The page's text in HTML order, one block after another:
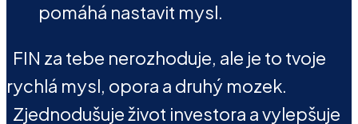
pomáhá nastavit mysl.
FIN za tebe nerozhoduje, ale je to tvoje
rychlá mysl, opora a druhý mozek.
Zjednodušuje život investora a vylepšuje